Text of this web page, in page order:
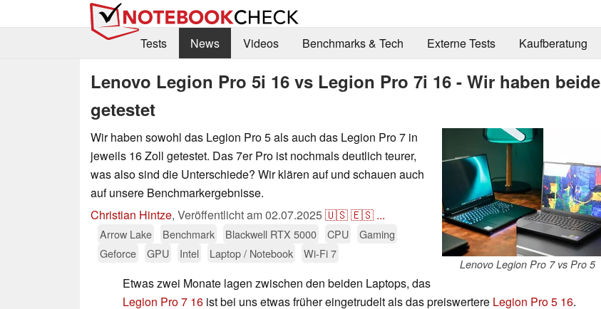
Tests
News Videos Benchmarks & Tech Externe Tests Kaufberatung
Lenovo Legion Pro 5i 16 vs Legion Pro 7i 16 - Wir haben beide
getestet
Lenovo Legion Pro 7 vs Pro 5
Wir haben sowohl das Legion Pro 5 als auch das Legion Pro 7 in
jeweils 16 Zoll getestet. Das 7er Pro ist nochmals deutlich teurer,
was also sind die Unterschiede? Wir klären auf und schauen auch
auf unsere Benchmarkergebnisse.
Christian Hintze, Veröffentlicht am02.07.2025🇺🇸🇪🇸 ...
Arrow Lake Benchmark Blackwell RTX 5000 CPU
Gaming
Geforce
GPU Intel Laptop / Notebook Wi-Fi 7
Etwas zwei Monate lagen zwischen den beiden Laptops, das
Legion Pro 7 16 ist bei uns etwas früher eingetrudelt als das preiswertere Legion Pro 5 16.